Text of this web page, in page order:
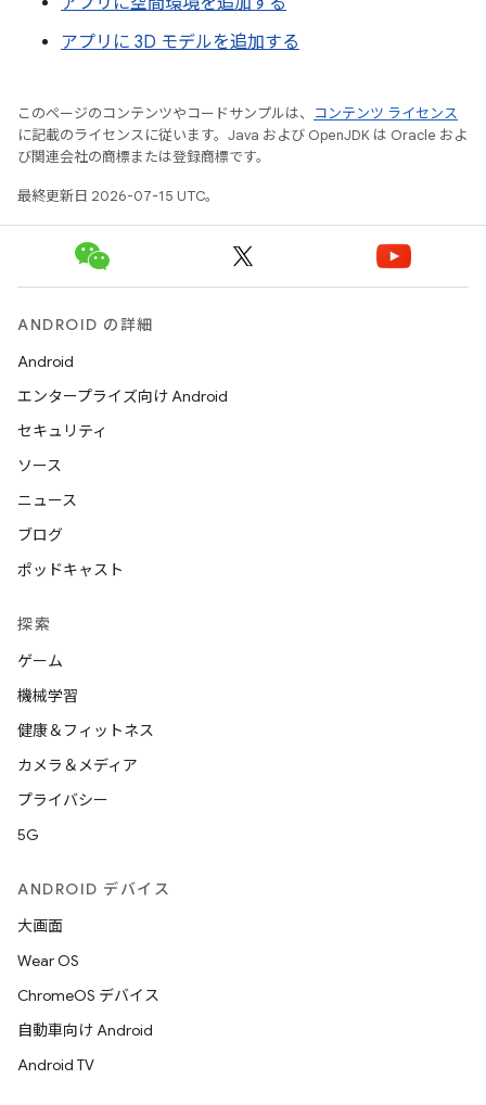
アプリに 3D モデルを追加する
このページのコンテンツやコードサンプルは、
コンテンツ ライセンス
に記載のライセンスに従います。Java および OpenJDK は Oracle およ
び関連会社の商標または登録商標です。
最終更新日 2026-07-15 UTC。
ANDROID の詳細
Android
エンタープライズ向け Android
セキュリティ
ソース
ニュース
ブログ
ポッドキャスト
探索
ゲーム
機械学習
健康＆フィットネス
カメラ＆メディア
プライバシー
5G
ANDROID デバイス
大画面
Wear OS
ChromeOS デバイス
自動車向け Android
Android TV